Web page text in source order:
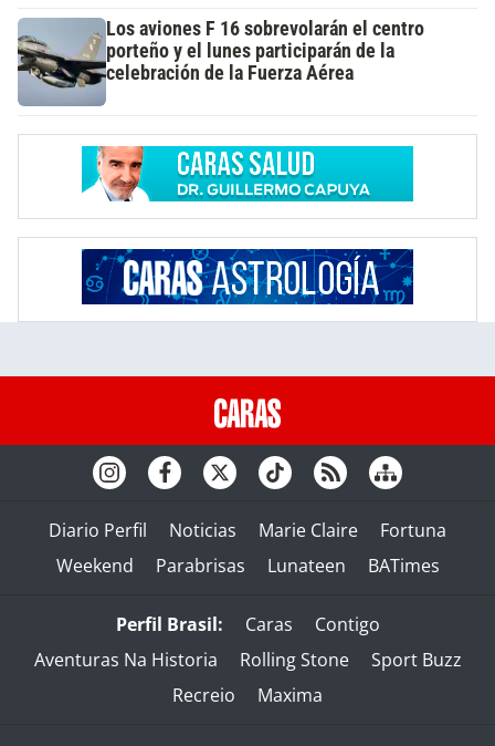
Los aviones F 16 sobrevolarán el centro
porteño y el lunes participarán de la
celebración de la Fuerza Aérea
Diario Perfil Noticias Marie Claire
Fortuna
Weekend
Parabrisas Lunateen BATimes
Perfil Brasil: Caras
Contigo
Aventuras Na Historia
Rolling Stone
Sport Buzz
Recreio
Maxima